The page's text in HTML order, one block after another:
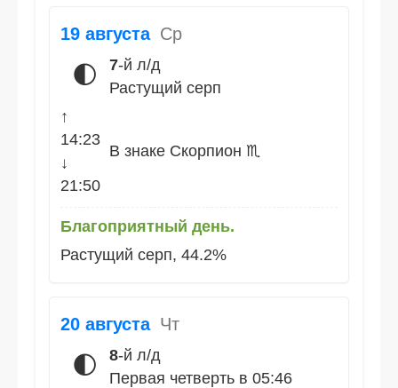
19 августа Ср
🌓 7-й л/д
Растущий серп
↑
14:23
↓
21:50
В знаке Скорпион ♏
Благоприятный день.
Растущий серп, 44.2%
20 августа Чт
🌓 8-й л/д
Первая четверть в 05:46